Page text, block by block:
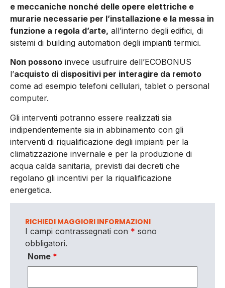
e meccaniche nonché delle opere elettriche e
murarie necessarie per l’installazione e la messa in
funzione a regola d’arte, all’interno degli edifici, di
sistemi di building automation degli impianti termici.
Non possono invece usufruire dell’ECOBONUS
l’acquisto di dispositivi per interagire da remoto
come ad esempio telefoni cellulari, tablet o personal
computer.
Gli interventi potranno essere realizzati sia
indipendentemente sia in abbinamento con gli
interventi di riqualificazione degli impianti per la
climatizzazione invernale e per la produzione di
acqua calda sanitaria, previsti dai decreti che
regolano gli incentivi per la riqualificazione
energetica.
RICHIEDI MAGGIORI INFORMAZIONI
I campi contrassegnati con * sono
obbligatori.
Nome *